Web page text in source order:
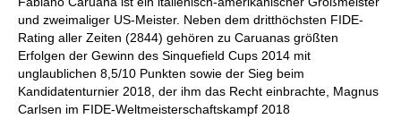
und zweimaliger US-Meister. Neben dem dritthöchsten FIDE-
Rating aller Zeiten (2844) gehören zu Caruanas größten
Erfolgen der Gewinn des Sinquefield Cups 2014 mit
unglaublichen 8,5/10 Punkten sowie der Sieg beim
Kandidatenturnier 2018, der ihm das Recht einbrachte, Magnus
Carlsen im FIDE-Weltmeisterschaftskampf 2018